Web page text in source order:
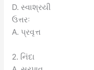
D. સ્વાશ્રયી
ઉત્તરઃ
A. પ્રવૃત્ત
2. નિંદા